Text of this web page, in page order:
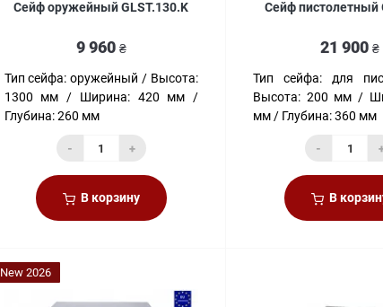
Сейф оружейный GLST.130.K
9 960 ₴
Тип сейфа: оружейный
Высота:
1300 мм
Ширина: 420 мм
Глубина: 260 мм
- +
В корзину
Сейф пистолетный
21 900₴
Тип сейфа:
для
Высота: 200 мм
мм
Глубина:360 мм
-
В
New 2026